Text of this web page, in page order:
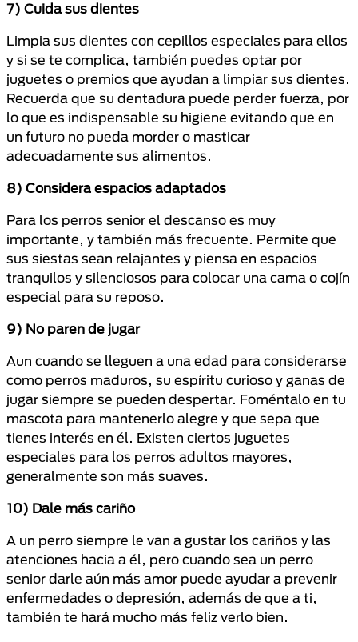
7) Cuida sus dientes
Limpia sus dientes con cepillos especiales para ellos
y si se te complica, también puedes optar por
juguetes o premios que ayudan a limpiar sus dientes.
Recuerda que su dentadura puede perder fuerza, por
lo que es indispensable su higiene evitando que en
un futuro no pueda morder o masticar
adecuadamente sus alimentos.
8) Considera espacios adaptados
Para los perros senior el descanso es muy
importante, y también más frecuente. Permite que
sus siestas sean relajantes y piensa en espacios
tranquilos y silenciosos para colocar una cama o cojín
especial para su reposo.
9) No paren de jugar
Aun cuando se lleguen a una edad para considerarse
como perros maduros, su espíritu curioso y ganas de
jugar siempre se pueden despertar. Foméntalo en tu
mascota para mantenerlo alegre y que sepa que
tienes interés en él. Existen ciertos juguetes
especiales para los perros adultos mayores,
generalmente son más suaves.
10) Dale más cariño
A un perro siempre le van a gustar los cariños y las
atenciones hacia a él, pero cuando sea un perro
senior darle aún más amor puede ayudar a prevenir
enfermedades o depresión, además de que a ti,
también te hará mucho más feliz verlo bien.